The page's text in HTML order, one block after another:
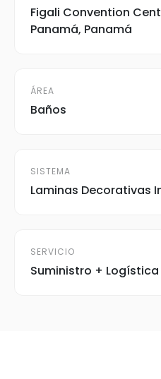
Figali Convention
Panamá, Panamá
ÁREA
Baños
SISTEMA
Laminas Decorativas
SERVICIO
Suministro +